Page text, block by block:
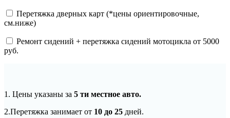
Перетяжка дверных карт (*цены ориентировочные,
см.ниже)
Ремонт сидений + перетяжка сидений мотоцикла от 5000
руб.
1. Цены указаны за 5 ти местное авто.
2.Перетяжка занимает от 10 до 25 дней.